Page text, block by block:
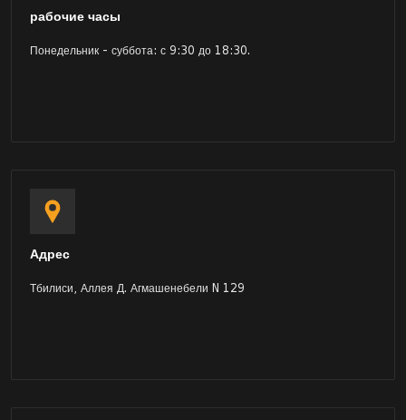
рабочие часы
Понедельник - суббота: с 9:30 до 18:30.
Адрес
Тбилиси, Аллея Д. Агмашенебели N 129